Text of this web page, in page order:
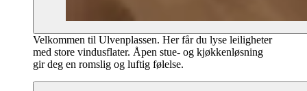
Velkommen til Ulvenplassen. Her får du lyse leiligheter
med store vindusflater. Åpen stue- og kjøkkenløsning
gir deg en romslig og luftig følelse.